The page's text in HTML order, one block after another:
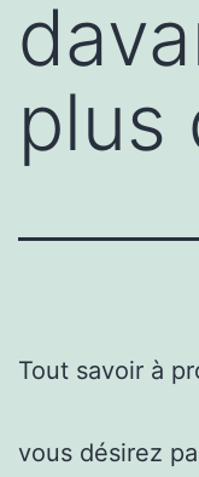
plus
Tout savoir à
vous désirez